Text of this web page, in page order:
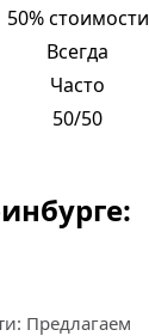
50% стоимости
Всегда
Часто
50/50
Предлагаем